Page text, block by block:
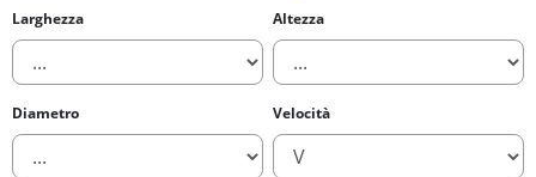
Larghezza
Altezza
Diametro Velocità